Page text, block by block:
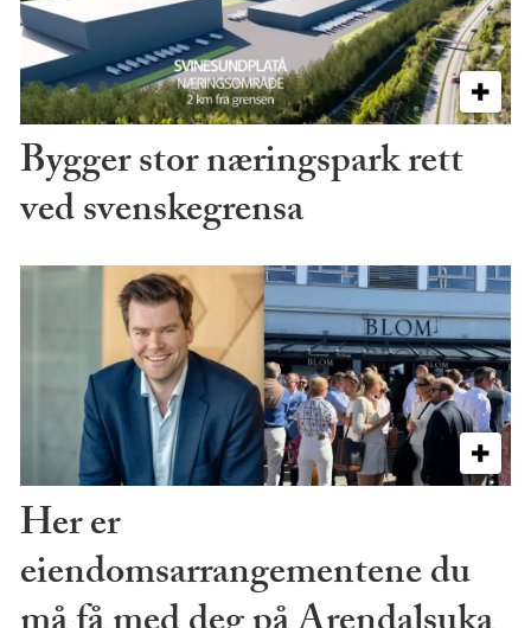
Bygger stor næringspark rett
ved svenskegrensa
Her er
eiendomsarrangementene du